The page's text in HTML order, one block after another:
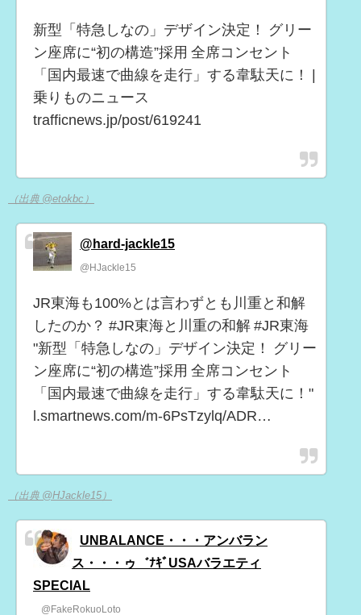
新型「特急しなの」デザイン決定！ グリー
ン座席に“初の構造”採用 全席コンセント
「国内最速で曲線を走行」する韋駄天に！ |
乗りものニュース
trafficnews.jp/post/619241
（出典 @etokbc）
@hard-jackle15
@HJackle15
JR東海も100%とは言わずとも川重と和解
したのか？ #JR東海と川重の和解 #JR東海
"新型「特急しなの」デザイン決定！ グリー
ン座席に“初の構造”採用 全席コンセント
「国内最速で曲線を走行」する韋駄天に！"
l.smartnews.com/m-6PsTzylq/ADR…
（出典 @HJackle15）
UNBALANCE・・・アンバラン
ス・・・ゥ゛ﾅｷﾞUSAバラエティ
SPECIAL
@FakeRokuoLoto